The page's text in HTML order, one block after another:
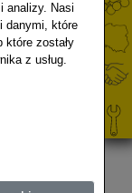
analizy. Nasi
danymi, które
które zostały
z usług.
ochrona
Marcin